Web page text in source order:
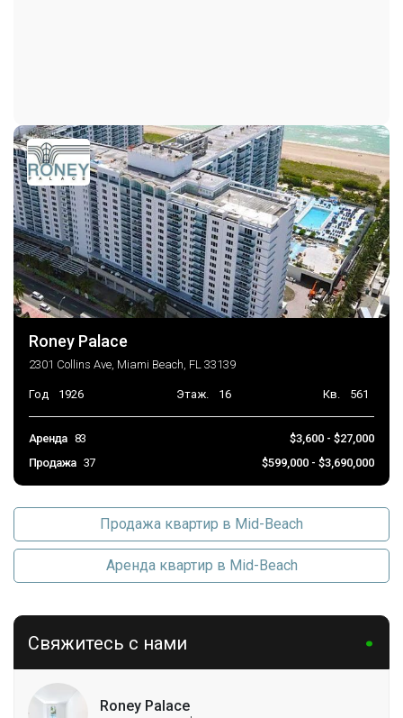
Кондиционеры Центральное кондиционер
Безопасность
DoorMan, ElevatorSecured,
LobbySecured,
SmokeDetectors
Частота оплаты Ежемесячно
Последние изменения 2026-07-28 00:10:27
Roney Palace
2301 Collins Ave, Miami Beach, FL 33139
Год 1926 Этаж. 16 Кв. 561
Аренда 83
$3,600 - $27,000
Продажа 37 $599,000 - $3,690,000
Продажа квартир в Mid-Beach
Аренда квартир в Mid-Beach
Свяжитесь с нами
Roney Palace